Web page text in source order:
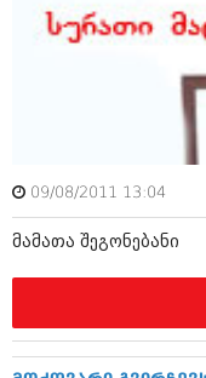
აგვისტო
ივლისი
მაისი 2013
აპრილი
დეკემბერი
ოქტომბერი
სექტემბერი
აგვისტო
ივლისი
მაისი 2012
09/08/2011 13:04
მამათა შეგონებანი